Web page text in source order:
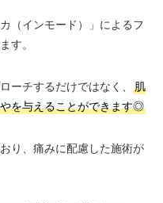
（インモード）」によるフ
す。
ーチするだけではなく、
肌
を与えることができます◎
り、痛みに配慮した施術が